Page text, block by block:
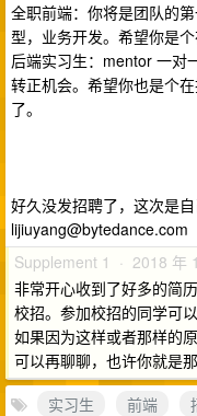
全职前端：你将是团队的
型，业务开发。希望你是
后端实习生：mentor 一对
转正机会。希望你也是个
了。
好久没发招聘了，这次是
lijiuyang@bytedance.com
Supplement 1 · 2018 年
非常开心收到了好多的简
校招。参加校招的同学可
如果因为这样或者那样的
可以再聊聊，也许你就是
实习生
前端